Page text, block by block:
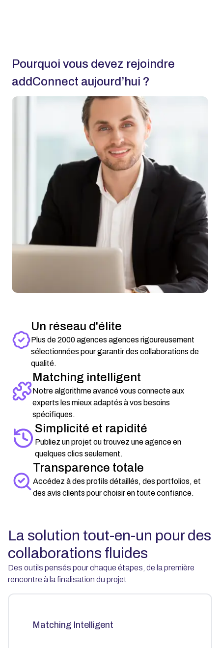
Pourquoi vous devez rejoindre
addConnect aujourd’hui ?
Un réseau d'élite
Plus de 2000 agences agences rigoureusement
sélectionnées pour garantir des collaborations de
qualité.
Matching intelligent
Notre algorithme avancé vous connecte aux
experts les mieux adaptés à vos besoins
spécifiques.
Simplicité et rapidité
Publiez un projet ou trouvez une agence en
quelques clics seulement.
Transparence totale
Accédez à des profils détaillés, des portfolios, et
des avis clients pour choisir en toute confiance.
La solution tout-en-un pour des
collaborations fluides
Des outils pensés pour chaque étapes, de la première
rencontre à la finalisation du projet
Matching Intelligent